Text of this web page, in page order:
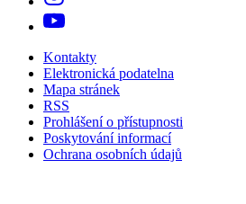
Kontakty
Elektronická podatelna
Mapa stránek
RSS
Prohlášení o přístupnosti
Poskytování informací
Ochrana osobních údajů